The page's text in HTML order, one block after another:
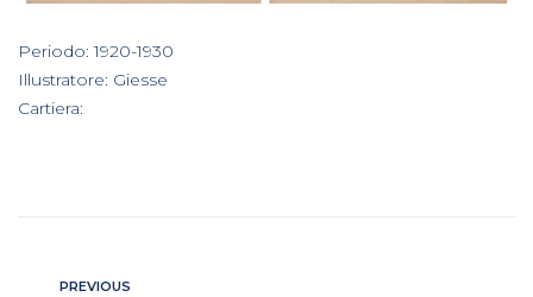
Periodo: 1920-1930
Illustratore: Giesse
Cartiera:
PREVIOUS